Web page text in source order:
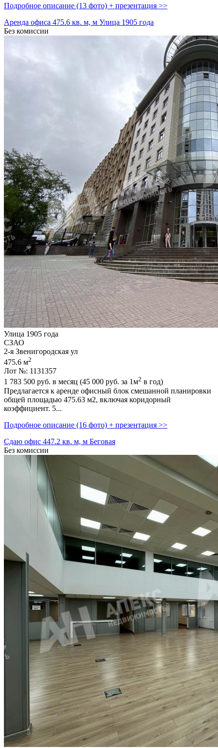
Подробное описание (13 фото) + презентация >>
Аренда офиса 475.6 кв. м, м Улица 1905 года
Без комиссии
Улица 1905 года
СЗАО
2-я Звенигородская ул
475.6 м2
Лот №: 1131357
1 783 500 руб. в месяц (45 000 руб. за 1м2 в год)
Предлагается к аренде офисный блок смешанной планировки
общей площадью 475.63 м2,­ включая коридорный
коэффициент. 5...
Подробное описание (16 фото) + презентация >>
Сдаю офис 447.2 кв. м, м Беговая
Без комиссии